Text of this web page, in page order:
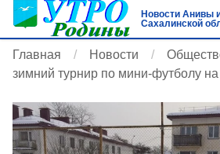
Новости Анивы
Сахалинской
Главная Новости
зимний турнир по мини-футболу на